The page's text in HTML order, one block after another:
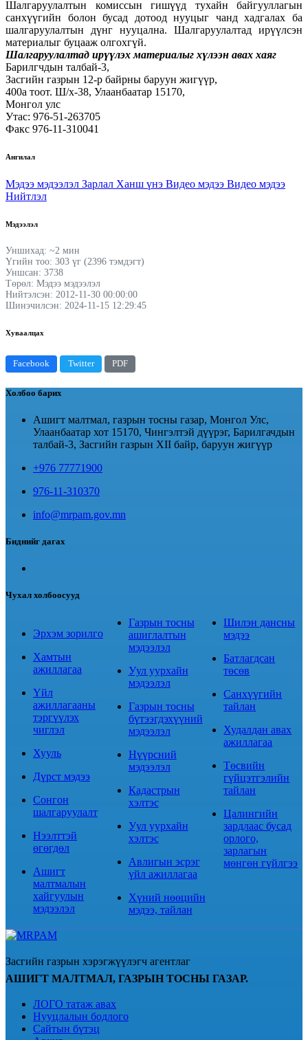
Шалгаруулалтын комиссын гишүүд тухайн байгууллагын
санхүүгийн болон бусад дотоод нууцыг чанд хадгалах ба
шалгаруулалтын дүнг нууцална. Шалгаруулалтад ирүүлсэн
материалыг буцааж олгохгүй.
Шалгаруулалтад ирүүлэх материалыг хүлээн авах хаяг
Барилгчдын талбай-3,
Засгийн газрын 12-р байрны баруун жигүүр,
400а тоот. Ш/х-38, Улаанбаатар 15170,
Монгол улс
Утас: 976-51-263705
Факс 976-11-310041
Ангилал
Мэдээ мэдээлэл Зарлал Ханш үнэ Видео мэдээ Видео мэдээ
Нийтлэл
Мэдээлэл
Уншихад: ~2 мин
Үгийн тоо: 303 үг (2396 тэмдэгт)
Уншсан: 3738
Төрөл: Мэдээ мэдээлэл
Нийтэлсэн: 2012-11-30 00:00:00
Шинэчилсэн: 2024-11-15 12:29:45
Хуваалцах
Facebook Twitter PDF
Холбоо барих
Ашигт малтмал, газрын тосны газар, Монгол Улс,
Улаанбаатар хот 15170, Чингэлтэй дүүрэг, Барилгачдын
талбай-3, Засгийн газрын XII байр, баруун жигүүр
+976 77771900
976-11-310370
info@mrpam.gov.mn
Биднийг дагах
Чухал холбоосууд
Эрхэм зорилго
Хамтын
ажиллагаа
Үйл
ажиллагааны
тэргүүлэх
чиглэл
Хууль
Дүрст мэдээ
Сонгон
шалгаруулалт
Нээлттэй
өгөгдөл
Ашигт
малтмалын
хайгуулын
мэдээлэл
Газрын тосны
ашиглалтын
мэдээлэл
Уул уурхайн
мэдээлэл
Газрын тосны
бүтээгдэхүүний
мэдээлэл
Нүүрсний
мэдээлэл
Кадастрын
хэлтэс
Уул уурхайн
хэлтэс
Авлигын эсрэг
үйл ажиллагаа
Хүний нөөцийн
мэдээ, тайлан
Шилэн дансны
мэдээ
Батлагдсан
төсөв
Санхүүгийн
тайлан
Худалдан авах
ажиллагаа
Төсвийн
гүйцэтгэлийн
тайлан
Цалингийн
зардлаас бусад
орлого,
зарлагын
мөнгөн гүйлгээ
Засгийн газрын хэрэгжүүлэгч агентлаг
АШИГТ МАЛТМАЛ, ГАЗРЫН ТОСНЫ ГАЗАР.
ЛОГО татаж авах
Нууцлалын бодлого
Сайтын бүтэц